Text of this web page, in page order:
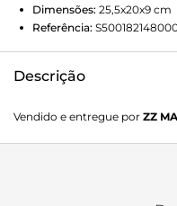
Dimensões: 25,5x20x9 cm
Referência:
Descrição
irresistível com nossa
ótimo espaço para te
tiracolo com regulagem,
Vendido e entregue por ZZ